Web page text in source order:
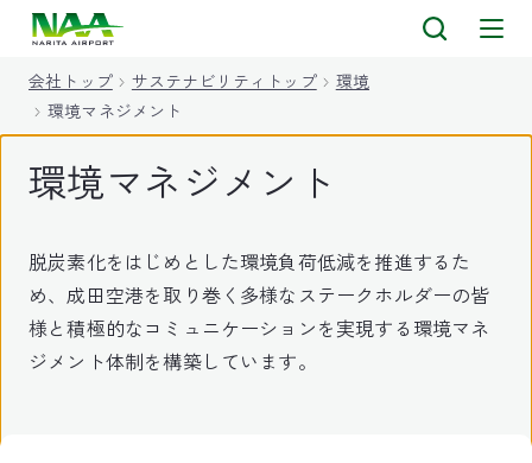
会社トップ サステナビリティトップ
環境
環境マネジメント
環境マネジメント
脱炭素化をはじめとした環境負荷低減を推進するた
め、成田空港を取り巻く多様なステークホルダーの皆
様と積極的なコミュニケーションを実現する環境マネ
ジメント体制を構築しています。